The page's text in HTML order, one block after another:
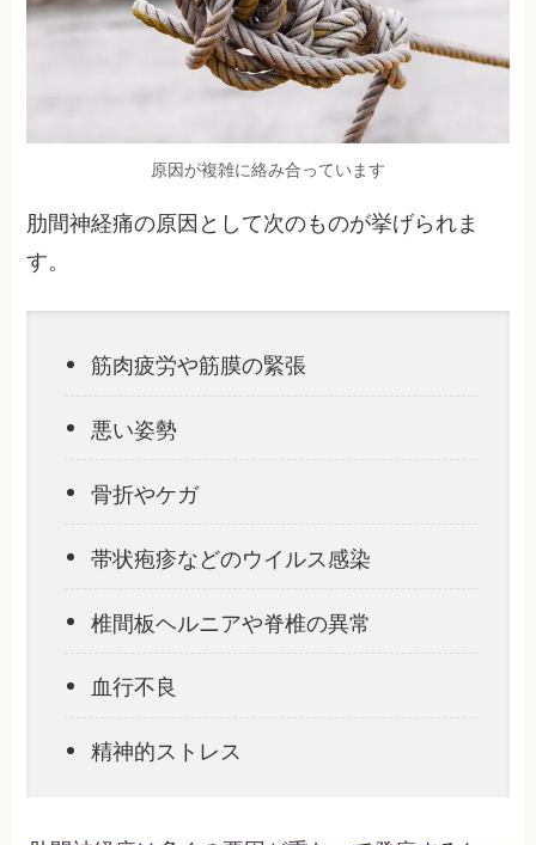
原因が複雑に絡み合っています
肋間神経痛の原因として次のものが挙げられま
す。
筋肉疲労や筋膜の緊張
悪い姿勢
骨折やケガ
帯状疱疹などのウイルス感染
椎間板ヘルニアや脊椎の異常
血行不良
精神的ストレス